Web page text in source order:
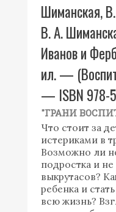
Шиманская,
В. А.
Иванов и
ил. —
— ISBN 978-
"ГРАНИ
Что стоит за
истериками в
Возможно ли
подростка и не
выкрутасов?
ребенка и
всю жизнь?